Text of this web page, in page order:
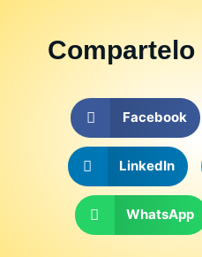
Compartelo
Facebook
LinkedIn
WhatsApp